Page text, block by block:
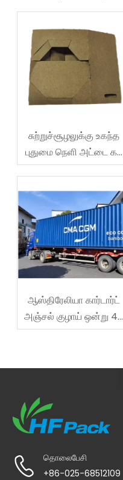
சுற்றுச்சூழலுக்கு உகந்த
புதுமை நெளி அட்டை கப்
கேரியர்கள்
ஆஸ்திரேலியா கார்டார்ட்
அஞ்சல் குழாய் ஒன்று 40
அடி அனுப்பப்பட்டது
தொலைபேசி
+86-025-68512109